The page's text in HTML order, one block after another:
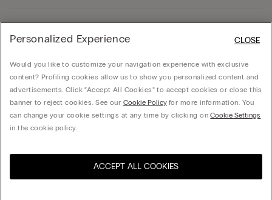
Компания
Общество с ограниченной ответственностью "МНС ИНВЕСТМЕНТ" - 01014, г. Киев,
United States
Personalized Experience
Would you like to customize your navigation experience with exclusive
content? Profiling cookies allow us to show you personalized content and
advertisements. Click “Accept All Cookies” to accept cookies or close this
banner to reject cookies. See our Cookie Policyfor more information. You
can change your cookie settings at any time by clicking onCookie Settings
in the cookie policy.
ACCEPT ALL COOKIES
CLOSE